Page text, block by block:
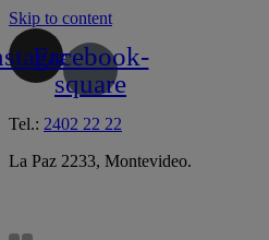
Skip to content
Facebook-
square
Tel.: 2402 22 22
La Paz 2233, Montevideo.